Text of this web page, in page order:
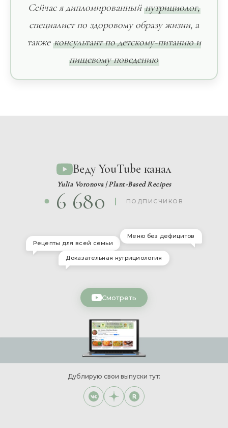
Сейчас я дипломированный нутрициолог,
специалист по здоровому образу жизни, а
также консультант по детскому‑питанию и
пищевому поведению
Веду YouTube канал
Yulia Voronova | Plant-Based Recipes
6 680 ПОДПИСЧИКОВ
Рецепты для всей семьи
Меню без дефицитов
Доказательная нутрициология
Смотреть
Дублирую свои выпуски тут: